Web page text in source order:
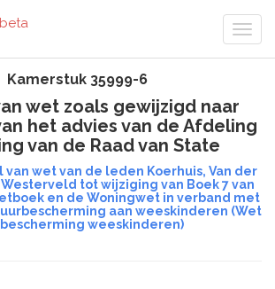
beta
Kamerstuk 35999-6
wet zoals gewijzigd naar
het advies van de Afdeling
van de Raad van State
van wet van de leden Koerhuis, Van der
Westerveld tot wijziging van Boek 7 van
en de Woningwet in verband met
aan weeskinderen (Wet
weeskinderen)